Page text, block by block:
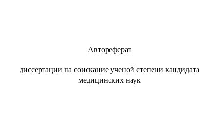
Автореферат
диссертации на соискание ученой степени кандидата
медицинских наук